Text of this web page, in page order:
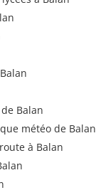
Balan
météo de Balan
à Balan